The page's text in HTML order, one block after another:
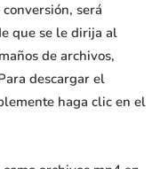
será
que se le dirija al
de archivos,
descargar el
haga clic en el